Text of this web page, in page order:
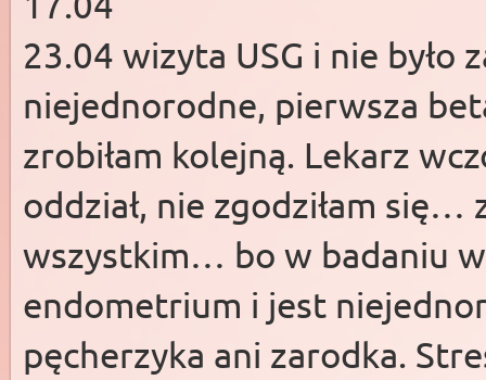
23.04 wizyta USG i nie było
niejednorodne, pierwsza
zrobiłam kolejną. Lekarz
oddział, nie zgodziłam
wszystkim… bo w badaniu
endometrium i jest
pęcherzyka ani zarodka.